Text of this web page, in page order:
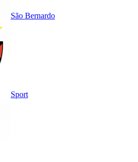
São Bernardo
Sport